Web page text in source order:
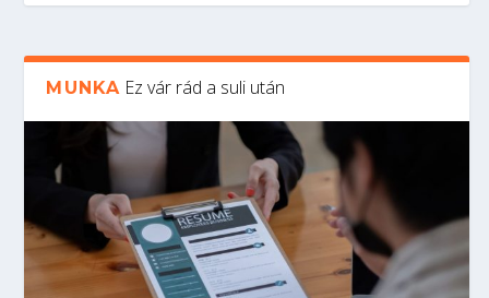
MUNKA Ez vár rád a suli után